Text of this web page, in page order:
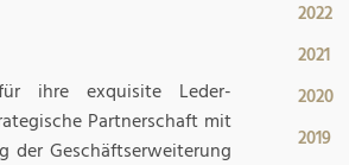
2022
2021
2020
2019
ihre exquisite Leder-
Partnerschaft mit
der Geschäftserweiterung